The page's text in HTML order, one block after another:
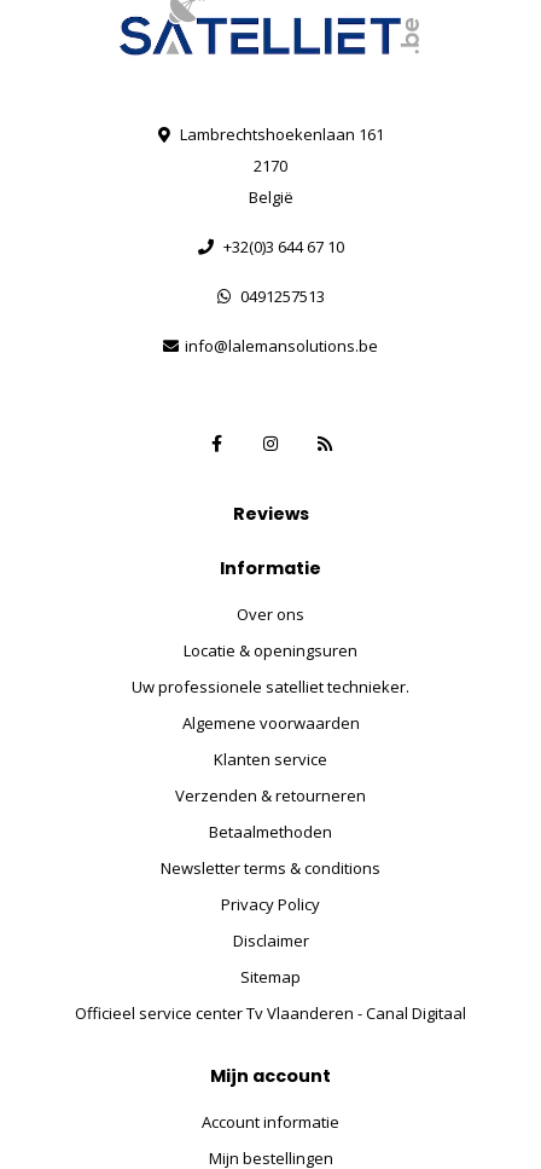
Lambrechtshoekenlaan 161
2170
België
+32(0)3 644 67 10
0491257513
info@lalemansolutions.be
Reviews
Informatie
Over ons
Locatie & openingsuren
Uw professionele satelliet technieker.
Algemene voorwaarden
Klanten service
Verzenden & retourneren
Betaalmethoden
Newsletter terms & conditions
Privacy Policy
Disclaimer
Sitemap
Officieel service center Tv Vlaanderen - Canal Digitaal
Mijn account
Account informatie
Mijn bestellingen